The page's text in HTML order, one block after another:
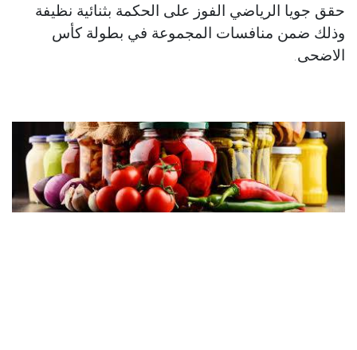
حقق جويا الرياضي الفوز على الحكمة بثنائية نظيفة
وذلك ضمن منافسات المجموعة في بطولة كأس
الاضحى.